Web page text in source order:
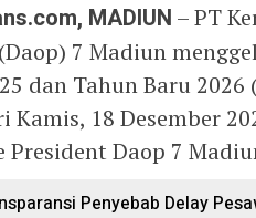
MADIUN – PT
7 Madiun
dan Tahun Baru
Kamis, 18 Desember
President Daop 7
Penyebab Delay